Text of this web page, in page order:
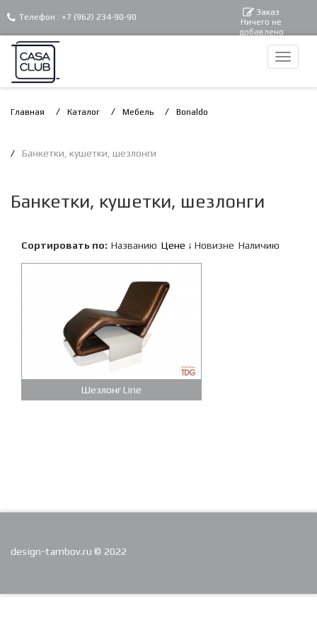
Телефон : +7 (962) 234-90-90 Заказ
Ничего не
добавлено
Главная Каталог Мебель Bonaldo
Банкетки, кушетки, шезлонги
Банкетки, кушетки, шезлонги
Сортировать по: Названию Цене Новизне Наличию
Шезлонг Line
design-tambov.ru © 2022